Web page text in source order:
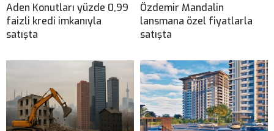
Aden Konutları yüzde 0,99
faizli kredi imkanıyla
satışta
Özdemir Mandalin
lansmana özel fiyatlarla
satışta